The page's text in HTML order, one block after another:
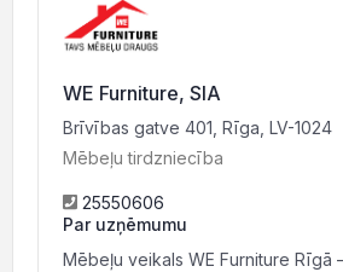
WE Furniture, SIA
Brīvības gatve 401, Rīga, LV-1024
Mēbeļu tirdzniecība
25550606
Par uzņēmumu
Mēbeļu veikals WE Furniture Rīgā